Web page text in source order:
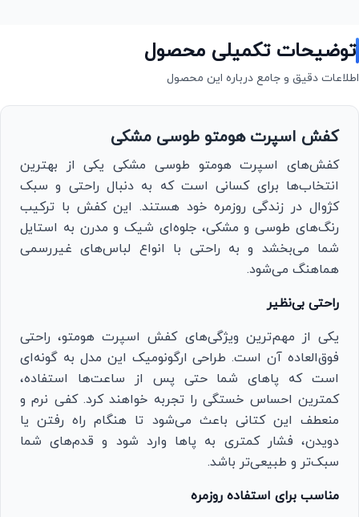
توضیحات تکمیلی محصول
اطلاعات دقیق و جامع درباره این محصول
کفش اسپرت هومتو طوسی مشکی
کفش‌های اسپرت هومتو طوسی مشکی یکی از بهترین
انتخاب‌ها برای کسانی است که به دنبال راحتی و سبک
کژوال در زندگی روزمره خود هستند. این کفش با ترکیب
رنگ‌های طوسی و مشکی، جلوه‌ای شیک و مدرن به استایل
شما می‌بخشد و به راحتی با انواع لباس‌های غیررسمی
هماهنگ می‌شود.
راحتی بی‌نظیر
یکی از مهم‌ترین ویژگی‌های کفش اسپرت هومتو، راحتی
فوق‌العاده آن است. طراحی ارگونومیک این مدل به گونه‌ای
است که پاهای شما حتی پس از ساعت‌ها استفاده،
کمترین احساس خستگی را تجربه خواهند کرد. کفی نرم و
منعطف این کتانی باعث می‌شود تا هنگام راه رفتن یا
دویدن، فشار کمتری به پاها وارد شود و قدم‌های شما
سبک‌تر و طبیعی‌تر باشد.
مناسب برای استفاده روزمره